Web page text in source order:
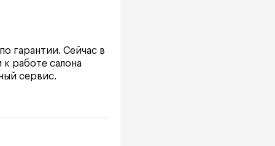
гарантии. Сейчас в
работе салона
сервис.